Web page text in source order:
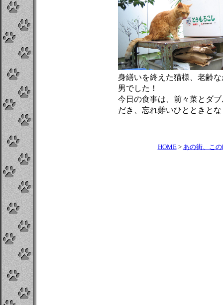
身繕いを終えた猫様、老齢
男でした！
今日の食事は、前々菜とダ
だき、忘れ難いひとときと
HOME> あの街、こ